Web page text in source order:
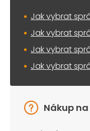
Jak vybrat
Jak vybrat
Jak vybrat
Jak vybrat
Nákup